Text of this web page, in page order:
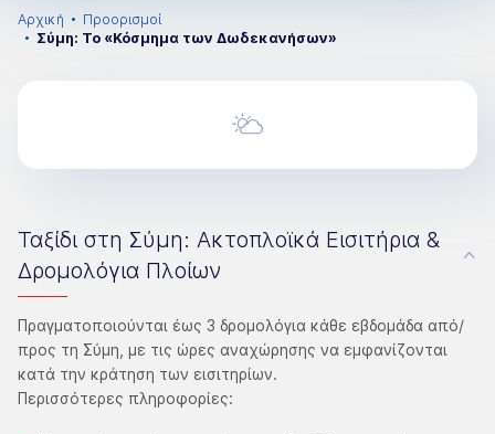
Αρχική
Προορισμοί
Σύμη: Το «Κόσμημα των Δωδεκανήσων»
Ταξίδι στη Σύμη: Ακτοπλοϊκά Εισιτήρια &
Δρομολόγια Πλοίων
Πραγματοποιούνται έως 3 δρομολόγια κάθε εβδομάδα από/
προς τη Σύμη, με τις ώρες αναχώρησης να εμφανίζονται
κατά την κράτηση των εισιτηρίων.
Περισσότερες πληροφορίες: